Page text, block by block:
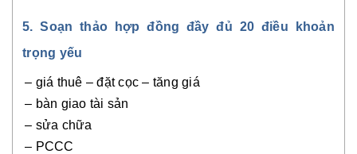
5. Soạn thảo hợp đồng đầy đủ 20 điều khoản
trọng yếu
– giá thuê – đặt cọc – tăng giá
– bàn giao tài sản
– sửa chữa
– PCCC